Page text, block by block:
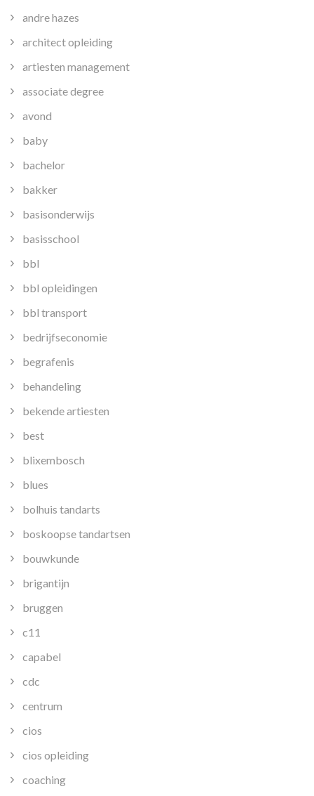
andre hazes
architect opleiding
artiesten management
associate degree
avond
baby
bachelor
bakker
basisonderwijs
basisschool
bbl
bbl opleidingen
bbl transport
bedrijfseconomie
begrafenis
behandeling
bekende artiesten
best
blixembosch
blues
bolhuis tandarts
boskoopse tandartsen
bouwkunde
brigantijn
bruggen
c11
capabel
cdc
centrum
cios
cios opleiding
coaching